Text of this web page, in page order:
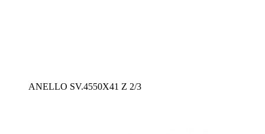
ANELLO SV.4550X41 Z 2/3